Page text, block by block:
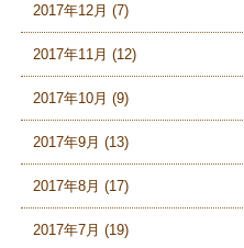
2017年12月 (7)
2017年11月 (12)
2017年10月 (9)
2017年9月 (13)
2017年8月 (17)
2017年7月 (19)